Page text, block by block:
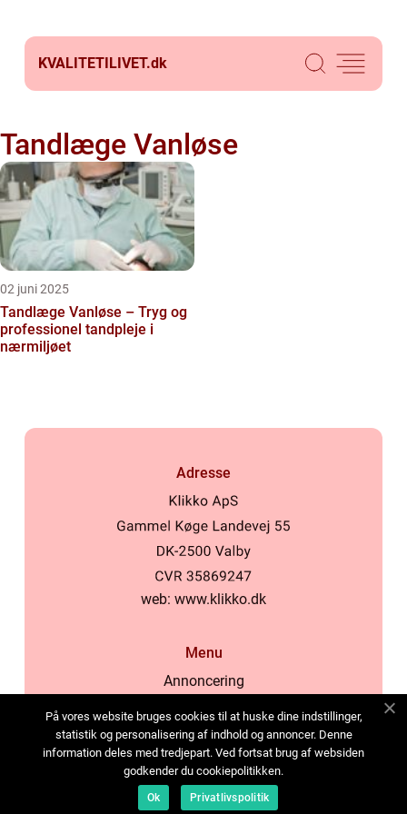
KVALITETILIVET.dk
Tandlæge Vanløse
02 juni 2025
Tandlæge Vanløse – Tryg og
professionel tandpleje i
nærmiljøet
Adresse
web: www.klikko.dk
Menu
Annoncering
Cookies
Kontakt os
Sitemap
På vores website bruges cookies til at huske dine indstillinger,
statistik og personalisering af indhold og annoncer. Denne
information deles med tredjepart. Ved fortsat brug af websiden
godkender du cookiepolitikken.
Ok Privatlivspolitik